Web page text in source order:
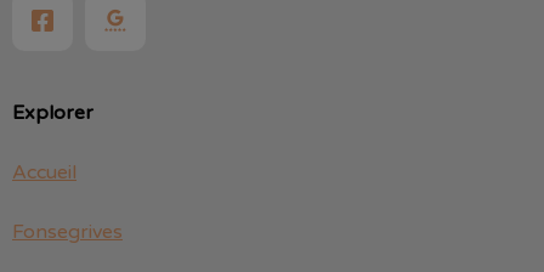
Explorer
Accueil
Fonsegrives